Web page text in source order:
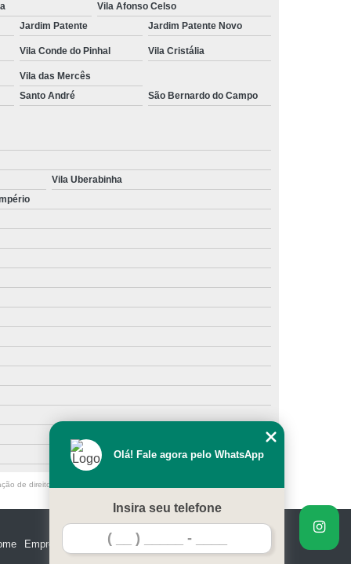
para Cfc Simulador Direção Veicular
Vila Afonso Celso
Jardim Patente Jardim Patente Novo
Vila Conde do Pinhal Vila Cristália
Vila das Mercês
Santo André São Bernardo do Campo
Vila Uberabinha
de direito autoral – artigo 184 do Código Penal –
Empresa Serviços Contato Mapa do site
Olá! Fale agora pelo WhatsApp
Insira seu telefone